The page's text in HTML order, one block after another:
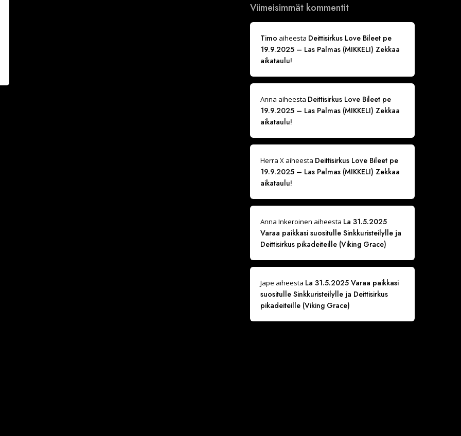
Viimeisimmät kommentit
Timo aiheesta Deittisirkus Love Bileet pe
19.9.2025 – Las Palmas (MIKKELI) Zekkaa
aikataulu!
Anna aiheesta Deittisirkus Love Bileet pe
19.9.2025 – Las Palmas (MIKKELI) Zekkaa
aikataulu!
Herra Xaiheesta Deittisirkus Love Bileet pe
19.9.2025 – Las Palmas (MIKKELI) Zekkaa
aikataulu!
Anna Inkeroinen aiheesta La 31.5.2025
Varaa paikkasi suositulle Sinkkuristeilylle ja
Deittisirkus pikadeiteille (Viking Grace)
Jape aiheesta La 31.5.2025 Varaa paikkasi
suositulle Sinkkuristeilylle ja Deittisirkus
pikadeiteille (Viking Grace)